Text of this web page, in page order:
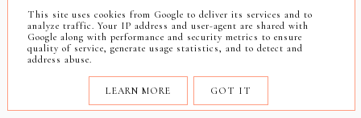
OBSERWATORZY
This site uses cookies from Google to deliver its services and to
analyze traffic. Your IP address and user-agent are shared with
Google along with performance and security metrics to ensure
quality of service, generate usage statistics, and to detect and
address abuse.
LEARN MORE GOT IT